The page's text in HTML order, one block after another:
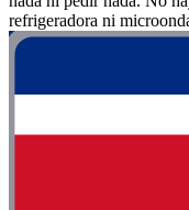
refrigeradora ni